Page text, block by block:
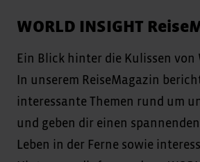
WORLD INSIGHT
Ein Blick hinter die Kulissen von
In unserem ReiseMagazin
interessante Themen rund um
und geben dir einen
Leben in der Ferne sowie